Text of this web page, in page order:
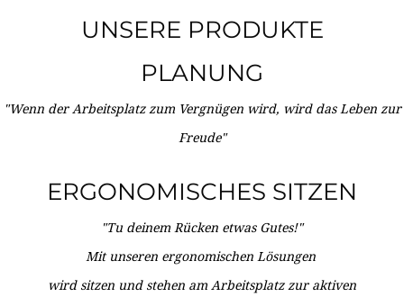
UNSERE PRODUKTE
PLANUNG
"Wenn der Arbeitsplatz zum Vergnügen wird, wird das Leben zur
Freude"
ERGONOMISCHES SITZEN
"Tu deinem Rücken etwas Gutes!"
Mit unseren ergonomischen Lösungen
wird sitzen und stehen am Arbeitsplatz zur aktiven